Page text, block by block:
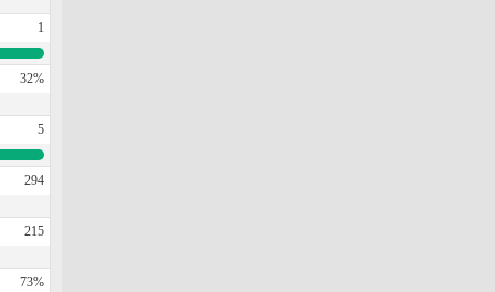
1
32%
5
294
215
73%